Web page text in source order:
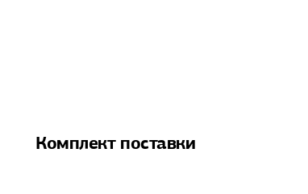
Комплект поставки